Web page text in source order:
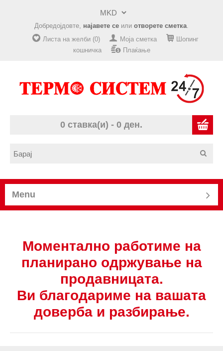
Добредојдовте, најавете се или отворете сметка.
Листа на желби (0)
Моја сметка
Шопинг
кошничка
Плаќање
0 ставка(и) - 0 ден.
Menu
Моментално работиме на
планирано одржување на
продавницата.
Ви благодариме на вашата
доверба и разбирање.